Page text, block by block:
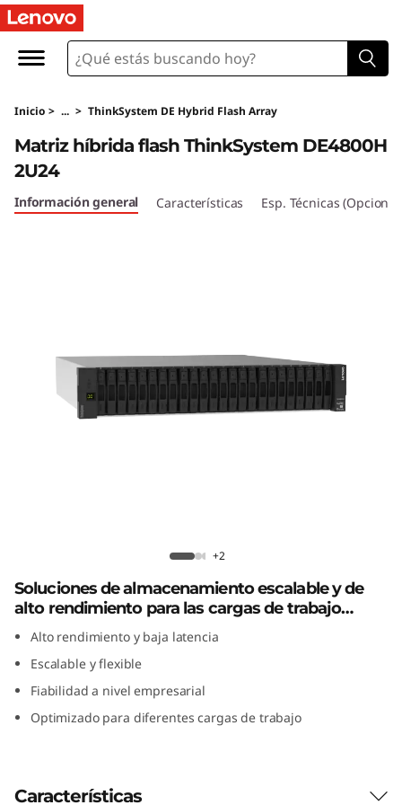
M
a
h
T
Inicio > ... > ThinkSystem DE Hybrid Flash Array
Matriz híbrida flash ThinkSystem DE4800H
2U24
Información general Características Esp. Técnicas
+2
Soluciones de almacenamiento escalable y de
alto rendimiento para las cargas de trabajo
actuales
Alto rendimiento y baja latencia
Escalable y flexible
Fiabilidad a nivel empresarial
Optimizado para diferentes cargas de trabajo
Características